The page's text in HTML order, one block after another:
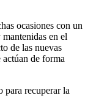
ocasiones con un
en el
de las nuevas
actúan de forma
para recuperar la